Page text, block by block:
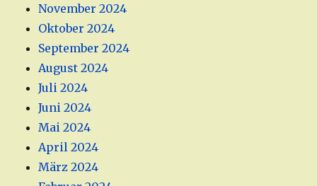
November 2024
Oktober 2024
September 2024
August 2024
Juli 2024
Juni 2024
Mai 2024
April 2024
März 2024